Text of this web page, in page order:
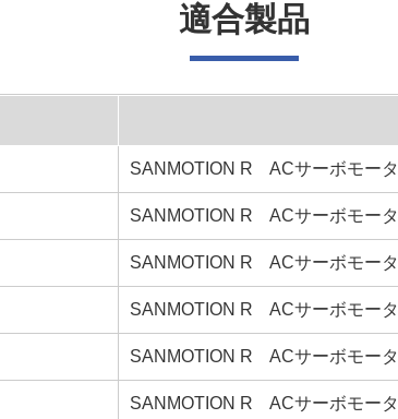
適合製品
SANMOTION R ACサーボモータ
SANMOTION R ACサーボモータ
SANMOTION R ACサーボモータ
SANMOTION R ACサーボモータ
SANMOTION R ACサーボモータ
SANMOTION R ACサーボモータ